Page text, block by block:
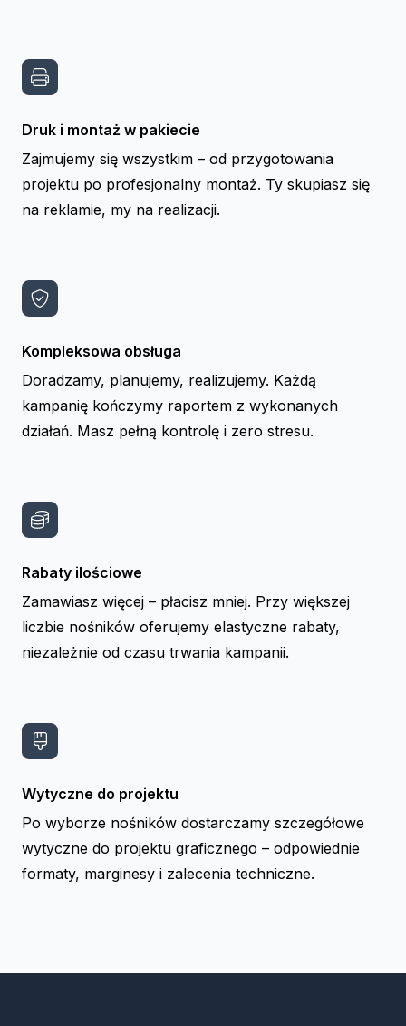
Druk i montaż w pakiecie
Zajmujemy się wszystkim – od przygotowania
projektu po profesjonalny montaż. Ty skupiasz się
na reklamie, my na realizacji.
Kompleksowa obsługa
Doradzamy, planujemy, realizujemy. Każdą
kampanię kończymy raportem z wykonanych
działań. Masz pełną kontrolę i zero stresu.
Rabaty ilościowe
Zamawiasz więcej – płacisz mniej. Przy większej
liczbie nośników oferujemy elastyczne rabaty,
niezależnie od czasu trwania kampanii.
Wytyczne do projektu
Po wyborze nośników dostarczamy szczegółowe
wytyczne do projektu graficznego – odpowiednie
formaty, marginesy i zalecenia techniczne.